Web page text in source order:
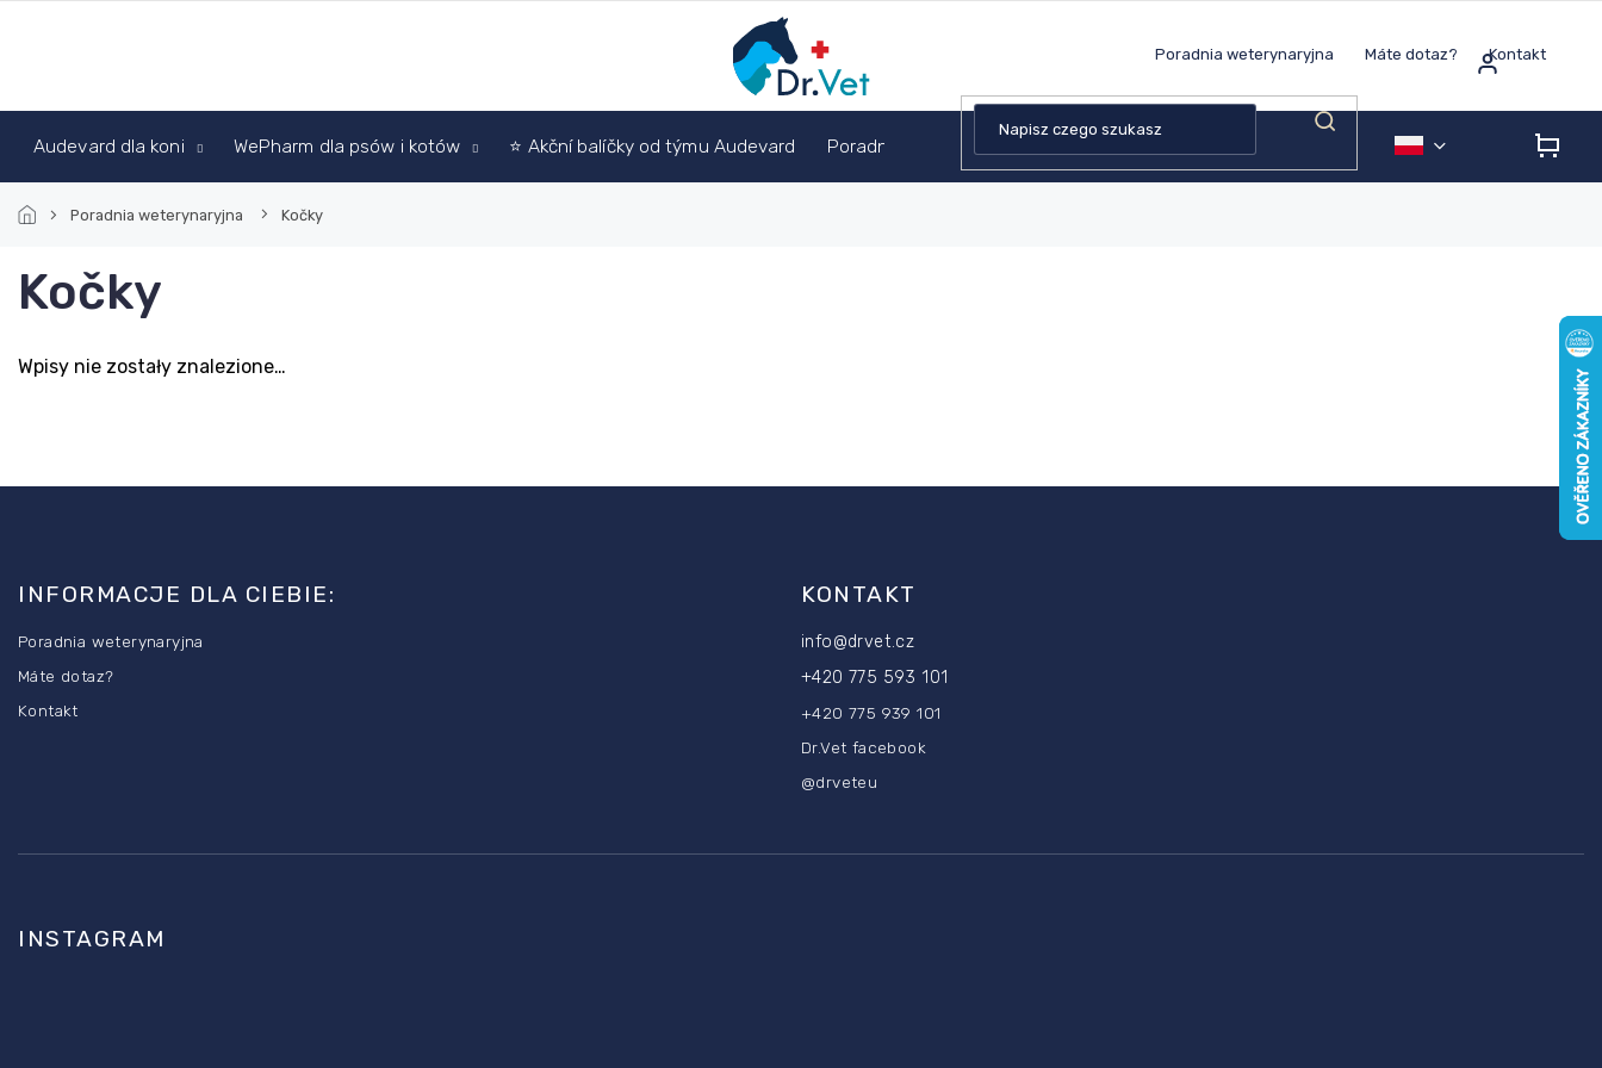
Poradnia weterynaryjna Máte dotaz? Kontakt
Audevard dla koni WePharm dla psów i kotów ⭐ Akční balíčky od týmu Audevard Poradnia weterynaryjna
Poradnia weterynaryjna Kočky
Kočky
Wpisy nie zostały znalezione…
INFORMACJE DLA CIEBIE:
Poradnia weterynaryjna
Máte dotaz?
Kontakt
KONTAKT
info@drvet.cz
+420 775 593 101
+420 775 939 101
Dr.Vet facebook
@drveteu
INSTAGRAM